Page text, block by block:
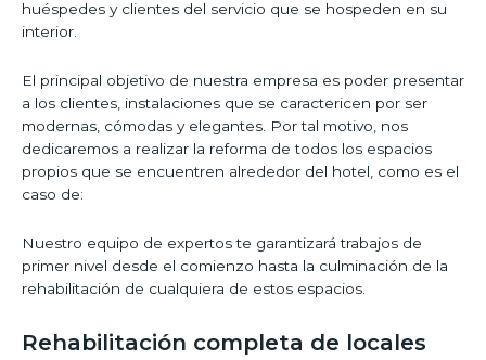
huéspedes y clientes del servicio que se hospeden en su
interior.
El principal objetivo de nuestra empresa es poder presentar
a los clientes, instalaciones que se caractericen por ser
modernas, cómodas y elegantes. Por tal motivo, nos
dedicaremos a realizar la reforma de todos los espacios
propios que se encuentren alrededor del hotel, como es el
caso de:
Nuestro equipo de expertos te garantizará trabajos de
primer nivel desde el comienzo hasta la culminación de la
rehabilitación de cualquiera de estos espacios.
Rehabilitación completa de locales